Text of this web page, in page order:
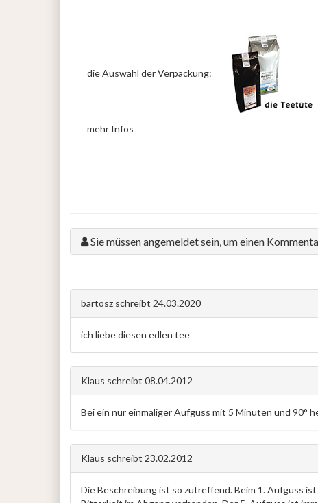
die Auswahl der Verpackung:
mehr Infos
Sie müssen angemeldet sein, um einen
bartosz schreibt 24.03.2020
ich liebe diesen edlen tee
Klaus schreibt 08.04.2012
Bei ein nur einmaliger Aufguss mit 5 Minuten und 90°
Klaus schreibt 23.02.2012
Die Beschreibung ist so zutreffend. Beim 1. Aufguss